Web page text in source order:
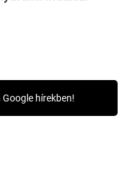
Google hírekben!